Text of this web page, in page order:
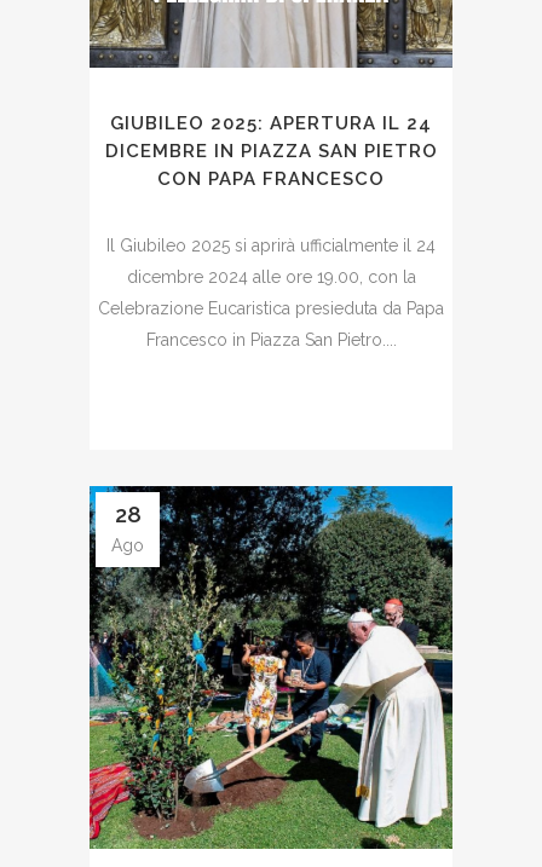
GIUBILEO 2025: APERTURA IL 24
DICEMBRE IN PIAZZA SAN PIETRO
CON PAPA FRANCESCO
Il Giubileo 2025 si aprirà ufficialmente il 24
dicembre 2024 alle ore 19.00, con la
Celebrazione Eucaristica presieduta da Papa
Francesco in Piazza San Pietro....
28
Ago